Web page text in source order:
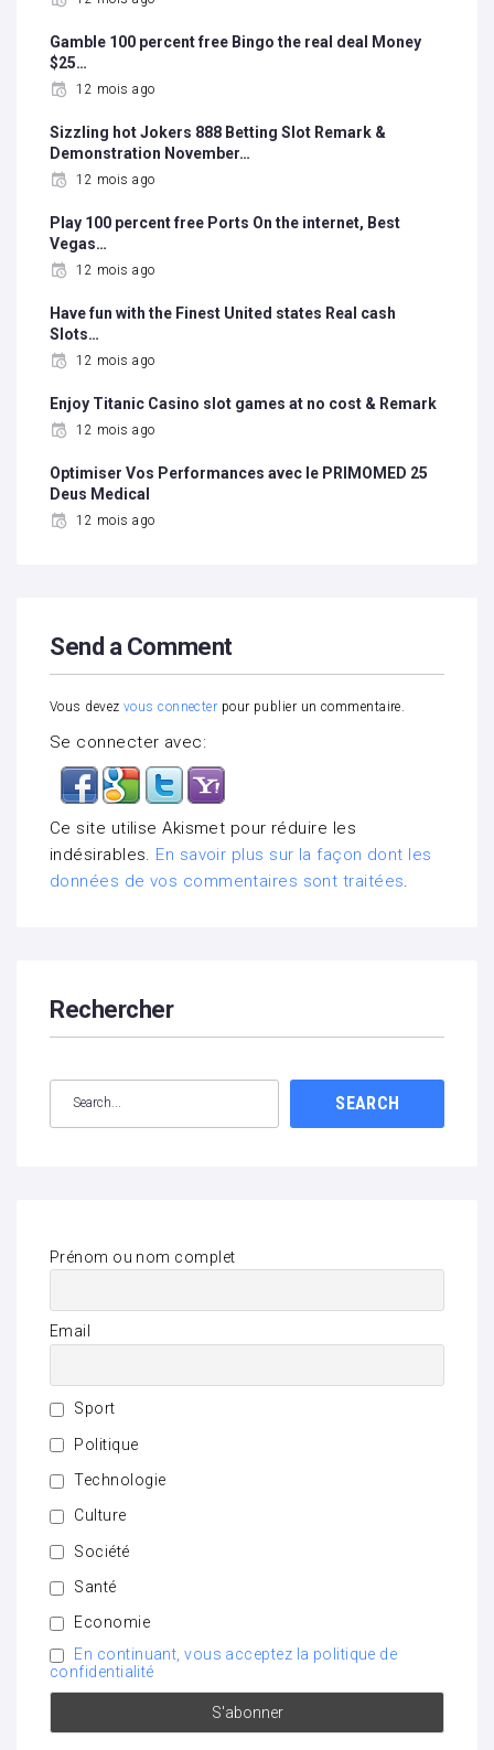
Gamble 100 percent free Bingo the real deal Money
$25…
12 mois ago
Sizzling hot Jokers 888 Betting Slot Remark &
Demonstration November…
12 mois ago
Play 100 percent free Ports On the internet, Best
Vegas…
12 mois ago
Have fun with the Finest United states Real cash
Slots…
12 mois ago
Enjoy Titanic Casino slot games at no cost & Remark
12 mois ago
Optimiser Vos Performances avec le PRIMOMED 25
Deus Medical
12 mois ago
Send a Comment
Vous devez vous connecter pour publier un commentaire.
Se connecter avec:
Ce site utilise Akismet pour réduire les
indésirables. En savoir plus sur la façon dont les
données de vos commentaires sont traitées.
Rechercher
SEARCH
Prénom ou nom complet
Email
Sport
Politique
Technologie
Culture
Société
Santé
Economie
En continuant, vous acceptez la politique de
confidentialité